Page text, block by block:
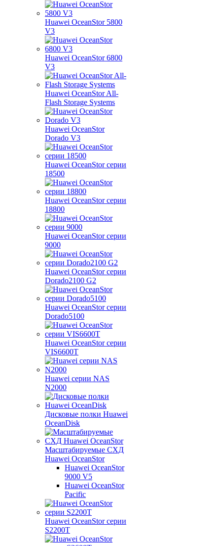
Huawei OceanStor 5800
V3
Huawei OceanStor 6800
V3
Huawei OceanStor All-
Flash Storage Systems
Huawei OceanStor
Dorado V3
Huawei OceanStor серии
18500
Huawei OceanStor серии
18800
Huawei OceanStor серии
9000
Huawei OceanStor серии
Dorado2100 G2
Huawei OceanStor серии
Dorado5100
Huawei OceanStor серии
VIS6600T
Huawei серии NAS
N2000
Дисковые полки Huawei
OceanDisk
Масштабируемые СХД
Huawei OceanStor
Huawei OceanStor
9000 V5
Huawei OceanStor
Pacific
Huawei OceanStor серии
S2200T